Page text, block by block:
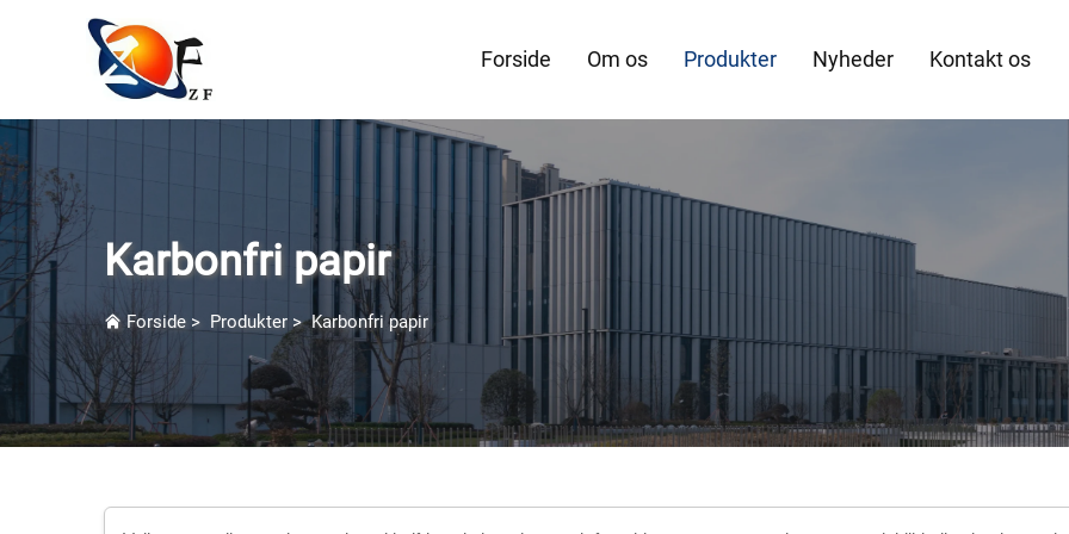
Forside Om os Produkter Nyheder Kontakt os
Karbonfri papir
Forside > Produkter >Karbonfri papir